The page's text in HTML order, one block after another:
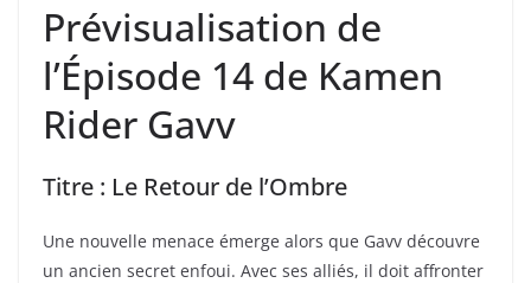
Prévisualisation de
l’Épisode 14 de Kamen
Rider Gavv
Titre : Le Retour de l’Ombre
Une nouvelle menace émerge alors que Gavv découvre
un ancien secret enfoui. Avec ses alliés, il doit affronter